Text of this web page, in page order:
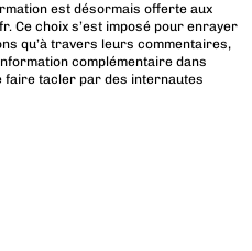
est désormais offerte aux
Ce choix s’est imposé pour enrayer
qu’à travers leurs commentaires,
complémentaire dans
faire tacler par des internautes